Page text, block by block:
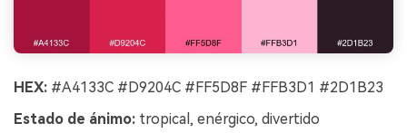
HEX: #A4133C #D9204C #FF5D8F #FFB3D1 #2D1B23
Estado de ánimo: tropical, enérgico, divertido